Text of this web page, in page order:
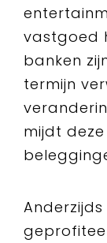
vastgoed
banken
termijn
mijdt